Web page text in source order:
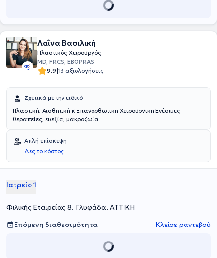
εντυπωσιακά αποτελέσματα. Στον τομέα της επανορθωτικής
παρέχει αποκατάσταση ελλειμμάτων των άκρων, της κεφαλής και
του τραχήλου όπως και την αποκατάσταση μαστού μετά από
μαστεκτομή. Τέλος, έχει δημοσιεύσει σε πολλά καταξιωμένα διεθνή
και ελληνικά επιστημονικά περιοδικά και έχει πραγματοποιήσει
πολλές διαλέξεις σε εγχώρια και διεθνή ιατρικά συνέδρια.
Λαΐνα Βασιλική
Πλαστικός Χειρουργός
MD, FRCS, EBOPRAS
9.9|13 αξιολογήσεις
Σχετικά με την ειδικό
Πλαστική, Αισθητική κ Επανορθωτικη Χειρουργικη Ενέσιμες
θεραπείες, ευεξία, μακροζωία
Απλή επίσκεψη
Δες το κόστος
Ιατρείο 1
Φιλικής Εταιρείας 8, Γλυφάδα, ΑΤΤΙΚΗ
Επόμενη διαθεσιμότητα
Κλείσε ραντεβού